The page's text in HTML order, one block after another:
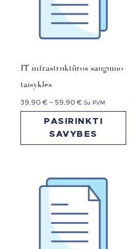
IT infrastruktūros saugumo
taisyklės
39,90€ – 59,90€ Su PVM
PASIRINKTI
SAVYBES